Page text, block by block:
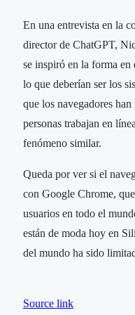
En una entrevista en la
director de ChatGPT,
se inspiró en la forma
lo que deberían ser los
que los navegadores
personas trabajan en
fenómeno similar.
Queda por ver si el
con Google Chrome,
usuarios en todo el
están de moda hoy en
del mundo ha sido
Source link